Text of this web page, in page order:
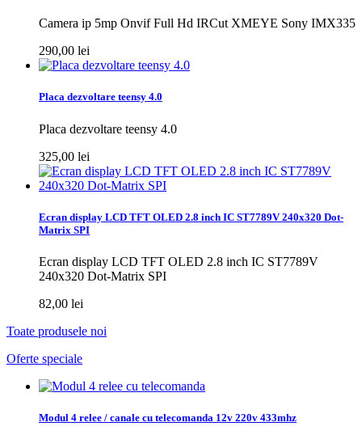
Camera ip 5mp Onvif Full Hd IRCut XMEYE Sony IMX335
290,00 lei
Placa dezvoltare teensy 4.0
Placa dezvoltare teensy 4.0
325,00 lei
Ecran display LCD TFT OLED 2.8 inch IC ST7789V 240x320 Dot-
Matrix SPI
Ecran display LCD TFT OLED 2.8 inch IC ST7789V
240x320 Dot-Matrix SPI
82,00 lei
Toate produsele noi
Oferte speciale
Modul 4 relee / canale cu telecomanda 12v 220v 433mhz